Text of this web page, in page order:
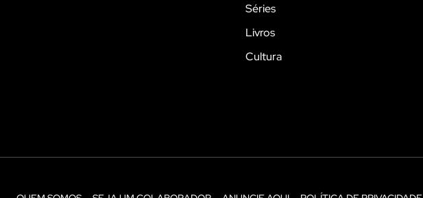
Séries
Livros
Cultura